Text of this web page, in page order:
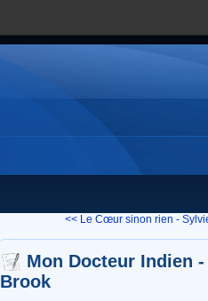
<< Le Cœur sinon rien -
Mon Docteur Indien
Brook